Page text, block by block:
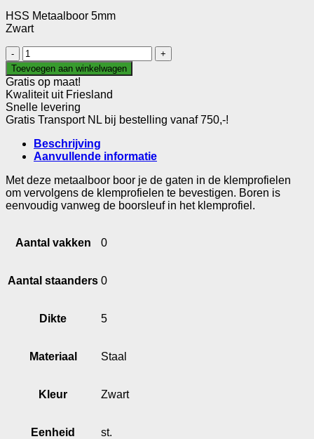
HSS Metaalboor 5mm
Zwart
HSS
Metaalboor
5mm
aantal
Toevoegen aan winkelwagen
Gratis op maat!
Kwaliteit uit Friesland
Snelle levering
Gratis Transport NL bij bestelling vanaf 750,-!
Beschrijving
Aanvullende informatie
Met deze metaalboor boor je de gaten in de klemprofielen
om vervolgens de klemprofielen te bevestigen. Boren is
eenvoudig vanweg de boorsleuf in het klemprofiel.
Aantal vakken 0
Aantal staanders 0
Dikte 5
Materiaal Staal
Kleur Zwart
Eenheid st.